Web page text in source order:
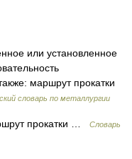
или установленное
маршрут прокатки
словарь по металлургии
прокатки …
Словарь